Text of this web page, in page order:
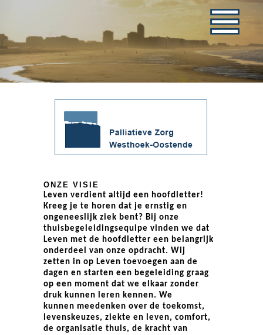
ONZE VISIE
Leven verdient altijd een hoofdletter!
Kreeg je te horen dat je ernstig en
ongeneeslijk ziek bent? Bij onze
thuisbegeleidingsequipe vinden we dat
Leven met de hoofdletter een belangrijk
onderdeel van onze opdracht. Wij
zetten in op Leven toevoegen aan de
dagen en starten een begeleiding graag
op een moment dat we elkaar zonder
druk kunnen leren kennen. We
kunnen meedenken over de toekomst,
levenskeuzes, ziekte en leven, comfort,
de organisatie thuis, de kracht van